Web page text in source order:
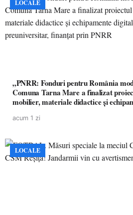
LOCALE
„PNRR: Fonduri pentru România
Comuna Tarna Mare a finalizat
mobilier, materiale didactice și
acum 1 zi
LOCALE